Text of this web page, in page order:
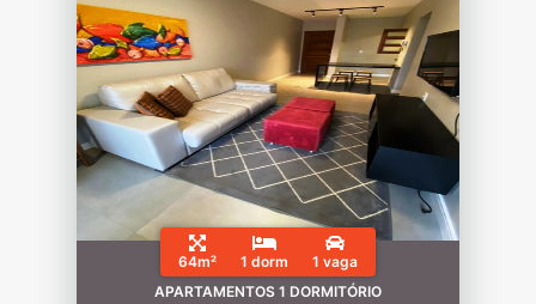
64m² 1 dorm
1 vaga
APARTAMENTOS 1 DORMITÓRIO